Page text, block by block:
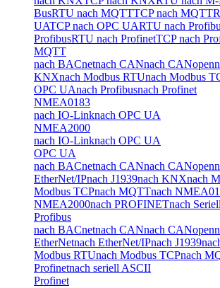
BusRTU nach MQTTTCP nach MQTT
UATCP nach OPC UARTU nach
ProfibusRTU nach ProfinetTCP nach
MQTT
nach BACnetnach CANnach CANopen
KNXnach Modbus RTUnach Modbus
OPC UAnach Profibusnach Profinet
NMEA0183
nach IO-Linknach OPC UA
NMEA2000
nach IO-Linknach OPC UA
OPC UA
nach BACnetnach CANnach CANopen
EtherNet/IPnach J1939nach KNXnach
Modbus TCPnach MQTTnach
NMEA2000nach PROFINETnach Seriell
Profibus
nach BACnetnach CANnach CANopen
EtherNetnach EtherNet/IPnach J1939
Modbus RTUnach Modbus TCPnach
Profinetnach seriell ASCII
Profinet